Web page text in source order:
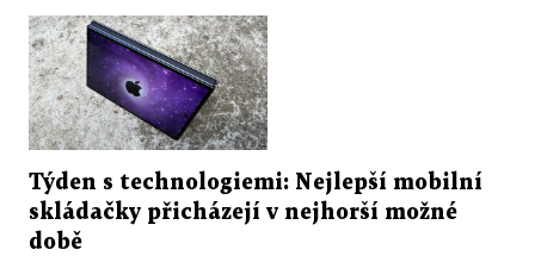
Týden s technologiemi: Nejlepší mobilní
skládačky přicházejí v nejhorší možné
době